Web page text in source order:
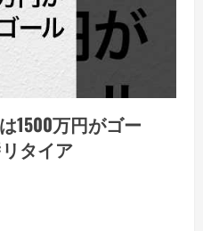
1500万円がゴー
タイア